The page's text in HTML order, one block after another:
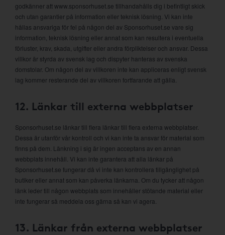
godkänner att www.sponsorhuset.se tillhandahålls dig i befintligt skick
och utan garantier på information eller teknisk lösning. Vi kan inte
hållas ansvariga för fel på någon del av Sponsorhuset.se vare sig
information, teknisk lösning eller annat som kan resultera i eventuella
förluster, krav, skada, utgifter eller andra förpliktelser och ansvar. Dessa
villkor är styrda av svensk lag och dispyter hanteras av svenska
domstolar. Om någon del av villkoren inte kan appliceras enligt svensk
lag kommer resterande del av villkoren fortfarande att gälla.
12. Länkar till externa webbplatser
Sponsorhuset.se länkar till flera länkar till flera externa webbplatser.
Dessa är utanför vår kontroll och vi kan inte ta ansvar för material som
finns på dem. Länkning i sig är ingen acceptans av en annan
webbplats innehåll. Vi kan inte garantera att alla länkar på
Sponsorhuset.se fungerar då vi inte kan kontrollera tillgänglighet på
butiker eller annat som kan påverka länkarna. Om du tycker att någon
länk leder till någon webbplats som innehåller stötande material eller
inte fungerar så meddela oss gärna så kan vi agera.
13. Länkar från externa webbplatser